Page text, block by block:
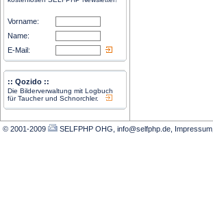
Vorname:
Name:
E-Mail:
:: Qozido ::
Die Bilderverwaltung mit Logbuch
für Taucher und Schnorchler.
© 2001-2009 SELFPHP OHG, info@selfphp.de Impressum